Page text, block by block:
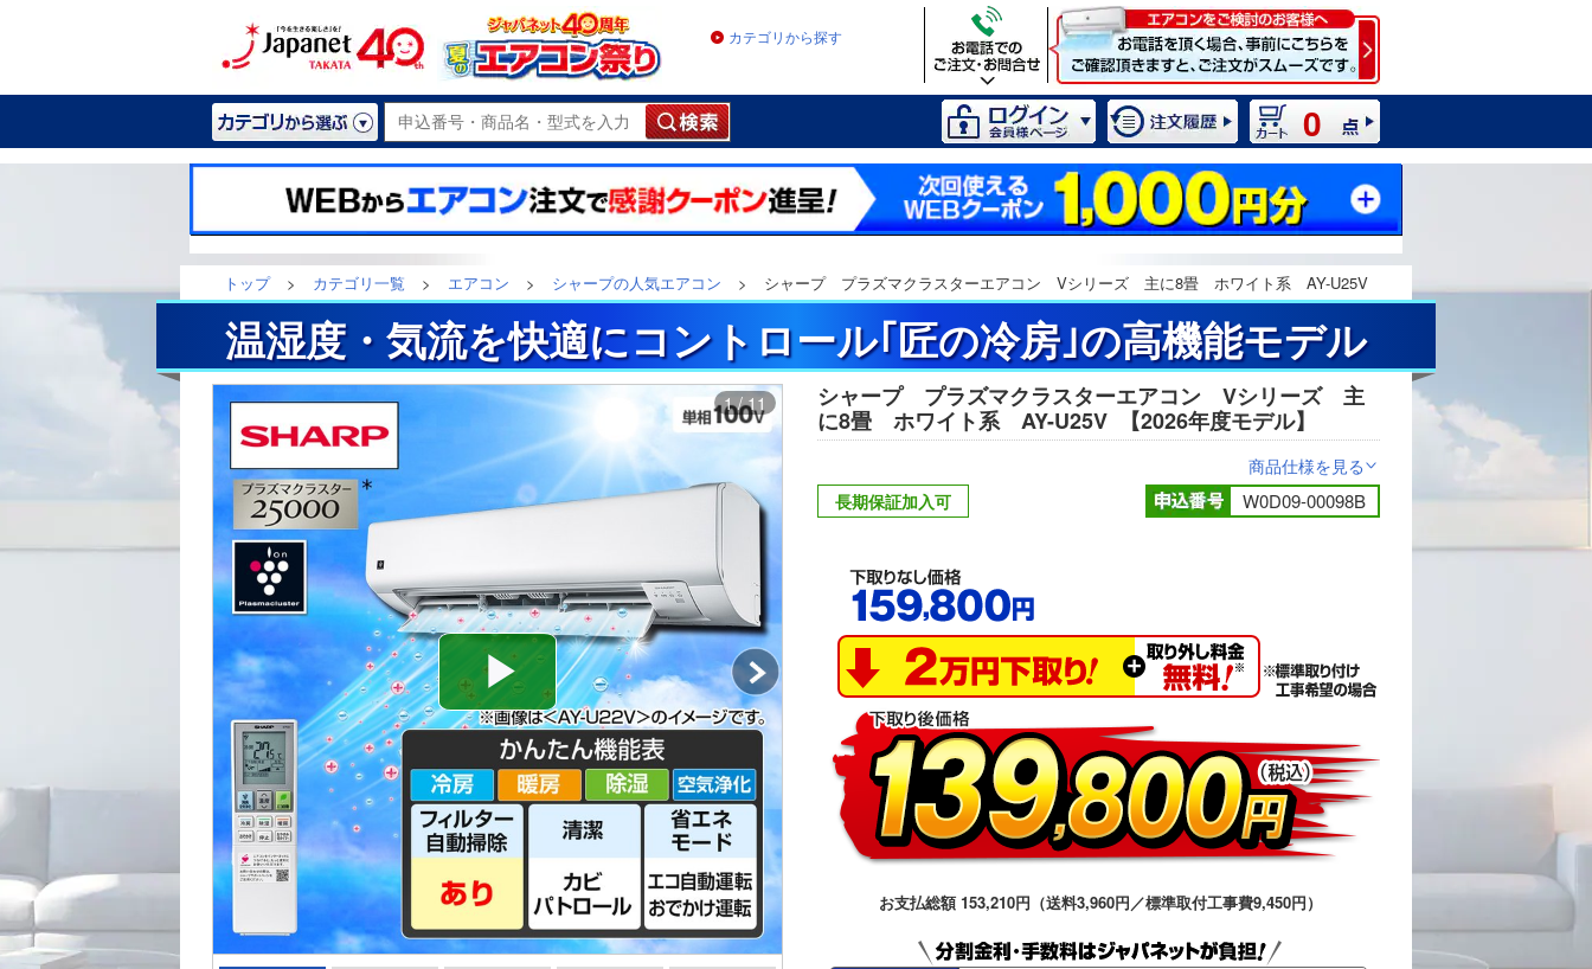
カテゴリから探す
0
トップ > カテゴリ一覧 > エアコン > シャープの人気エアコン > シャープ プラズマクラスターエアコン Vシリーズ 主に8畳 ホワイト系 AY-U25V
温湿度・気流を快適にコントロール｢匠の冷房｣の高機能モデル
1 / 11 2 / 11
シャープ プラズマクラスターエアコン Vシリーズ 主
に8畳 ホワイト系 AY-U25V
【2026年度モデル】
商品仕様を見る>
長期保証加入可 W0D09-00098B
お支払総額 153,210円（送料3,960円／標準取付工事費9,450円）